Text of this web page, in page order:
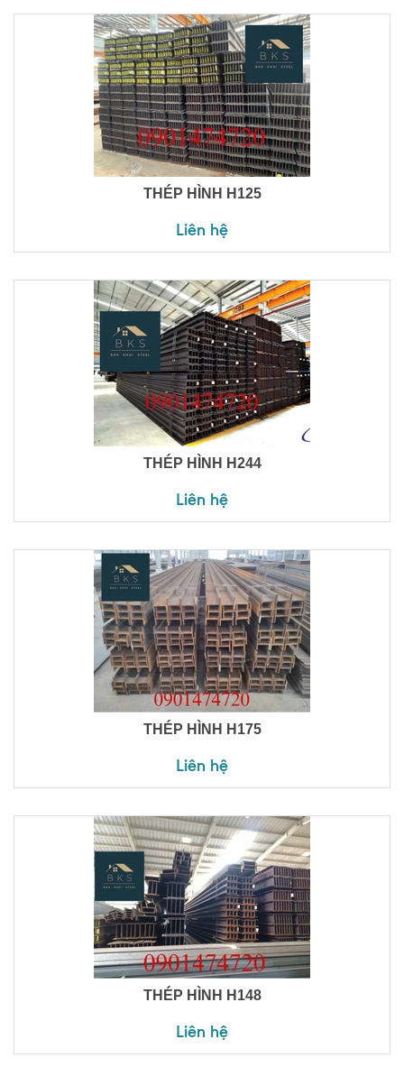
THÉP HÌNH H125
Liên hệ
THÉP HÌNH H244
Liên hệ
THÉP HÌNH H175
Liên hệ
THÉP HÌNH H148
Liên hệ